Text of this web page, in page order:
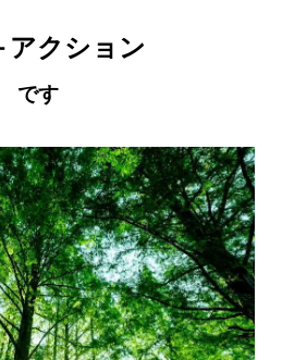
アクション
です